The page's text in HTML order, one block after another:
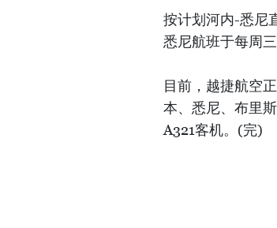
按计划河内-悉尼
悉尼航班于每周
目前，越捷航空
本、悉尼、布里
A321客机。(完)